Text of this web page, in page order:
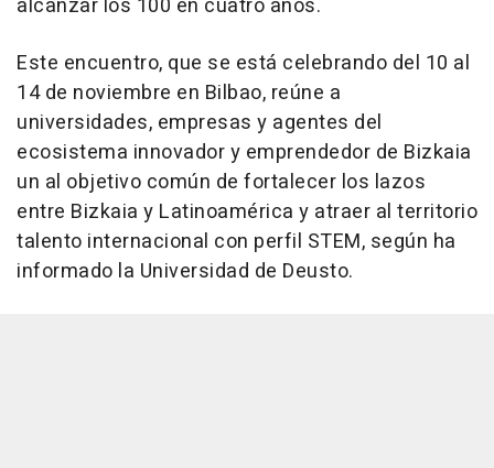
alcanzar los 100 en cuatro años.
Este encuentro, que se está celebrando del 10 al
14 de noviembre en Bilbao, reúne a
universidades, empresas y agentes del
ecosistema innovador y emprendedor de Bizkaia
un al objetivo común de fortalecer los lazos
entre Bizkaia y Latinoamérica y atraer al territorio
talento internacional con perfil STEM, según ha
informado la Universidad de Deusto.